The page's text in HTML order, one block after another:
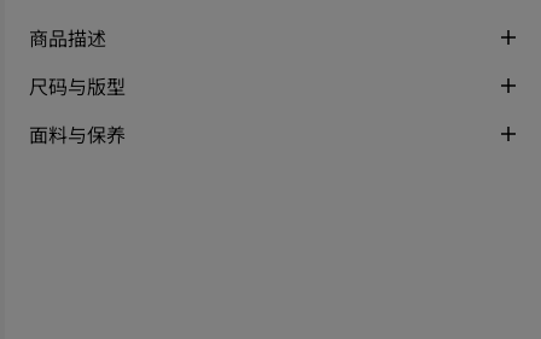
商品描述
尺码与版型
面料与保养